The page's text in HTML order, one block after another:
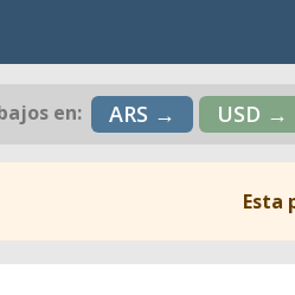
en: ARS → USD →
Esta